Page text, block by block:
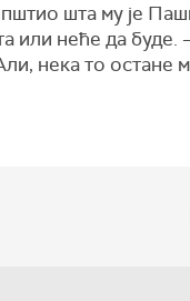
шта му је
или неће да
нека то остане